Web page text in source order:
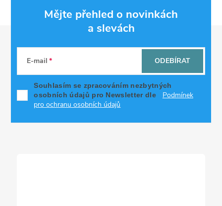
a
í
p
r
Mějte přehled o novinkách
a slevách
E-mail
Souhlasím se zpracováním nezbytných
osobních údajů pro Newsletter dle
Podmínek
pro ochranu osobních údajů
ODEBÍRAT